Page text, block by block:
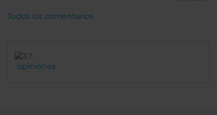
ciudad no ofrece mucho mas que una visita rápida.
opiniones
Todos los comentarios